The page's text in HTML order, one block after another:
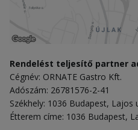
Rendelést teljesítő partner
Cégnév: ORNATE Gastro Kft.
Adószám: 26781576-2-41
Székhely: 1036 Budapest, Lajos
Étterem címe: 1036 Budapest,